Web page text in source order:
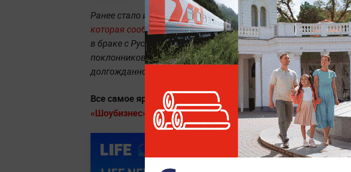
Ранее стало известноо пополнении в семье актрисы
которая сообщила о рождении второго ребёнка.Мальчик
в браке с Русланом Пановым. Пара уже получила
поклонников и коллег, а сама Шпица подчеркнула, что для
долгожданное событие.
Все самое яркое о знаменитостях, шоу и киноиндустрии —в
«Шоубизнес» на Life.ru.